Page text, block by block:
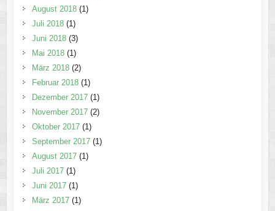
August 2018(1)
Juli 2018(1)
Juni 2018(3)
Mai 2018(1)
März 2018(2)
Februar 2018(1)
Dezember 2017(1)
November 2017(2)
Oktober 2017(1)
September 2017(1)
August 2017(1)
Juli 2017(1)
Juni 2017(1)
März 2017(1)